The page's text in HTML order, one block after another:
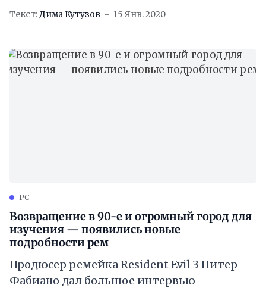
специальном материале
poyavilis-novye-podrobnosti-remejka-
resident-evil-3/
Текст:Дима Кутузов 15 Янв. 2020
PC
Возвращение в 90-е и огромный город для
изучения — появились новые
подробности рем
Продюсер ремейка Resident Evil 3 Питер
Фабиано дал большое интервью